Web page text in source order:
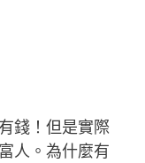
錢！但是實際
人。為什麼有